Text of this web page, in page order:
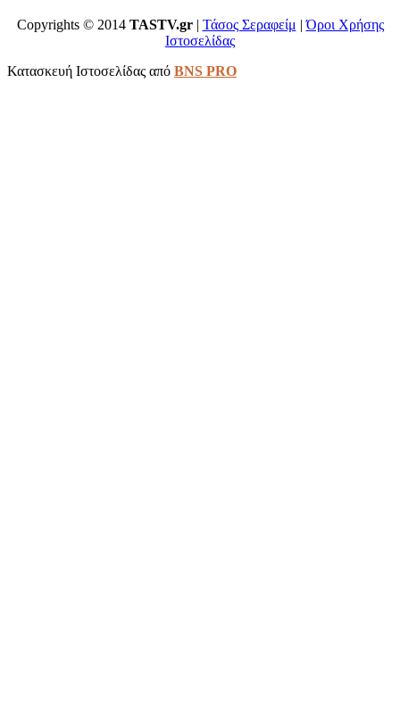
Copyrights © 2014 TASTV.gr| Τάσος Σεραφείμ |Όροι Χρήσης
Ιστοσελίδας
Κατασκευή Ιστοσελίδας από BNS PRO